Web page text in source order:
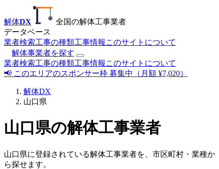
解体DX
全国の解体工事業者
データベース
業者検索工事の種類工事情報 このサイトについて
解体事業者を探す
業者検索工事の種類工事情報 このサイトについて
📢 このエリアのスポンサー枠 募集中（月額 ¥7,020）
解体DX
山口県
山口県の解体工事業者
山口県に登録されている解体工事業者を、市区町村・業種か
ら探せます。